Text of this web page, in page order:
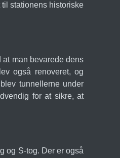
stationens historiske
at man bevarede dens
også renoveret, og
tunnellerne under
for at sikre, at
og S-tog. Der er også